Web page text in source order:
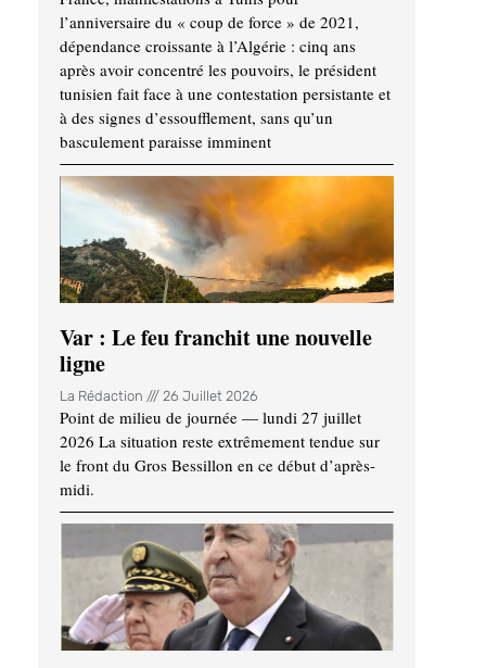
l’anniversaire du « coup de force » de 2021,
dépendance croissante à l’Algérie : cinq ans
après avoir concentré les pouvoirs, le président
tunisien fait face à une contestation persistante et
à des signes d’essoufflement, sans qu’un
basculement paraisse imminent
Var : Le feu franchit une nouvelle
ligne
La Rédaction 26 Juillet 2026
Point de milieu de journée — lundi 27 juillet
2026 La situation reste extrêmement tendue sur
le front du Gros Bessillon en ce début d’après-
midi.